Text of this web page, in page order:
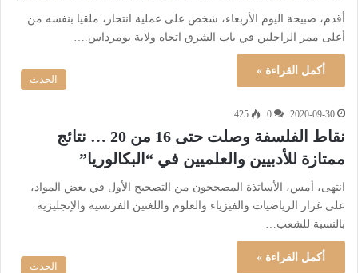
أقدم، صبيحة اليوم الأربعاء، شخص على عملية انتحار، ملقيا بنفسه من
أعلى ممر الراجلين في باب الشرق اتجاه ولاية بومرداس.…
أكمل القراءة »
الحدث
2020-09-30
0
425
نقاط الفلسفة وصلت حتى 16 من 20 … نتائج
ممتازة للأدبيين والعلميين في “البكالوريا”
انتهى، أمس، الأساتذة المصححون من التصحيح الأول في بعض المواد،
على غرار الرياضيات والفيزياء والعلوم واللغتين الفرنسية والإنجليزية
بالنسبة للشعب…
أكمل القراءة »
الحدث